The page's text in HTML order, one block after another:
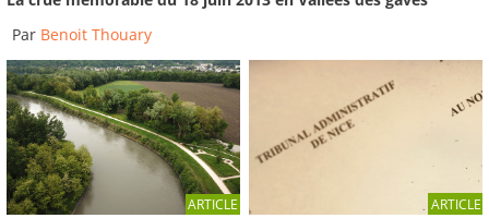
Par Benoit Thouary
ARTICLE ARTICLE